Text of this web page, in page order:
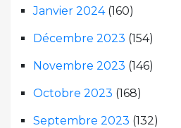
Janvier 2024(160)
Décembre 2023 (154)
Novembre 2023 (146)
Octobre 2023 (168)
Septembre 2023 (132)